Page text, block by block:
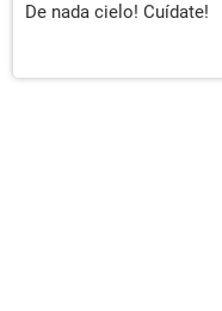
De nada cielo! Cuídate!